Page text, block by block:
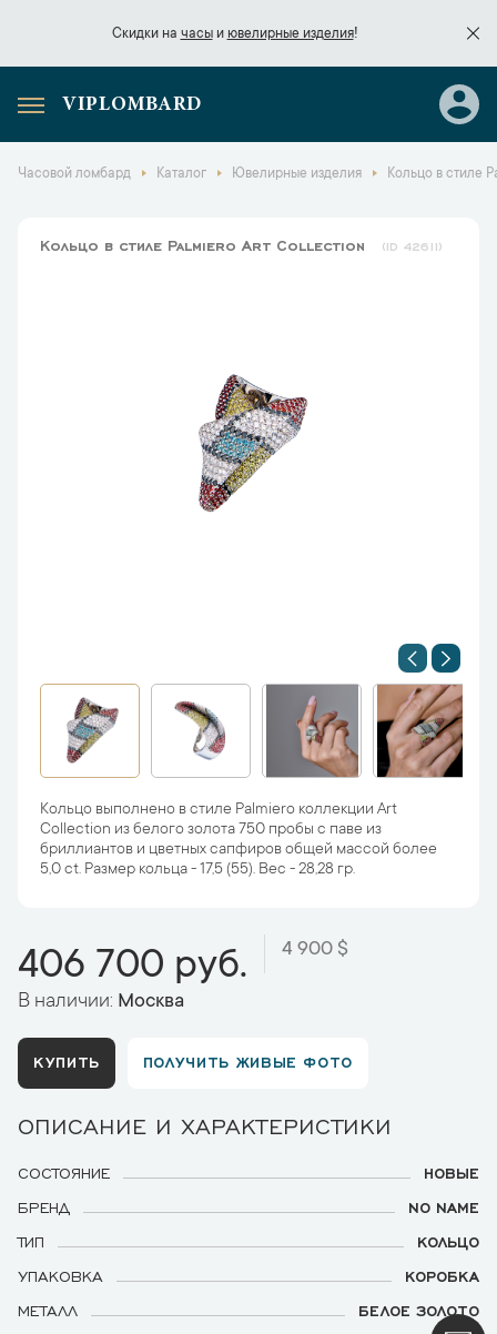
Скидки на часыи ювелирные изделия!
Скидки начасы
VIPLOMBARD
Часовой ломбард Каталог Ювелирные изделия Кольцо в стиле
Кольцо в стиле Palmiero Art Collection 42611
Кольцо выполнено в стиле Palmiero коллекции Art
Collection из белого золота 750 пробы с паве из
бриллиантов и цветных сапфиров общей массой более
5,0 ct. Размер кольца - 17,5 (55). Вес - 28,28 гр.
406 700 руб. 4 900 $
В наличии: Москва
КУПИТЬ ПОЛУЧИТЬ ЖИВЫЕ ФОТО
ОПИСАНИЕ И ХАРАКТЕРИСТИКИ
СОСТОЯНИЕ
НОВЫЕ
БРЕНД
NO NAME
ТИП
КОЛЬЦО
УПАКОВКА
КОРОБКА
МЕТАЛЛ
БЕЛОЕ ЗОЛОТО